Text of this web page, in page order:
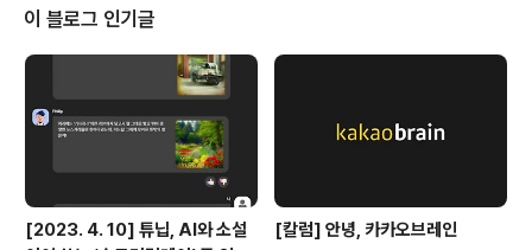
ot 1.0과 같은 최신 Open-domain 챗봇은 어느정도의
공감능력과 사람 같은 대화를 생성해 내는 능력을 보여주
었습니다. 또한 GPT-3는 충분히 많은 데이터와 모델 사이
즈를 키워 모델에 적절한 프롬프트를 주면 여러 태스크도
해결 할 수 있다..
이 블로그 인기글
[2023. 4. 10] 튜닙, AI와 소설
[칼럼] 안녕, 카카오브레인